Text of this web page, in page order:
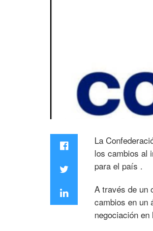
La
los cambios al
para el país .
A través de un
cambios en un
negociación